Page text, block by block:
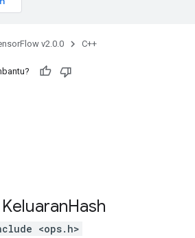
v2.0.0 C++
KeluaranHash
<ops.h>